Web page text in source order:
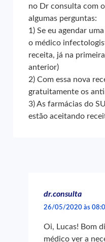
no Dr consulta com
algumas perguntas:
1) Se eu agendar
o médico
receita, já na
anterior)
2) Com essa nova
gratuitamente os
3) As farmácias do
estão aceitando
dr.consulta
26/05/2020 às
Oi, Lucas! Bom
médico ver a